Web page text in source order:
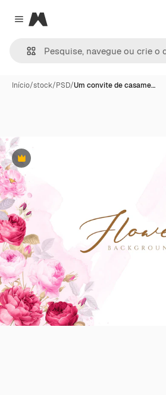
Close menu
Magnific
Início/stock/PSD/Um convite de casame…
Premium